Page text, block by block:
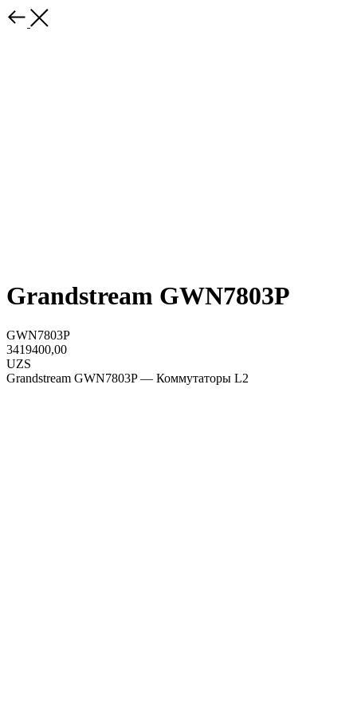
Grandstream GWN7803P
GWN7803P
3419400,00
UZS
Grandstream GWN7803P — Коммутаторы L2